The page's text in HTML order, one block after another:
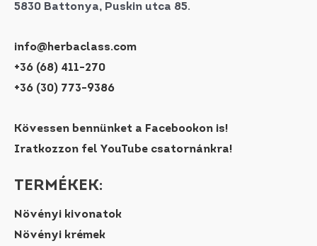
5830 Battonya, Puskin utca 85.
info@herbaclass.com
+36 (68) 411-270
+36 (30) 773-9386
Kövessen bennünket a Facebookon is!
Iratkozzon fel YouTube csatornánkra!
TERMÉKEK:
Növényi kivonatok
Növényi krémek